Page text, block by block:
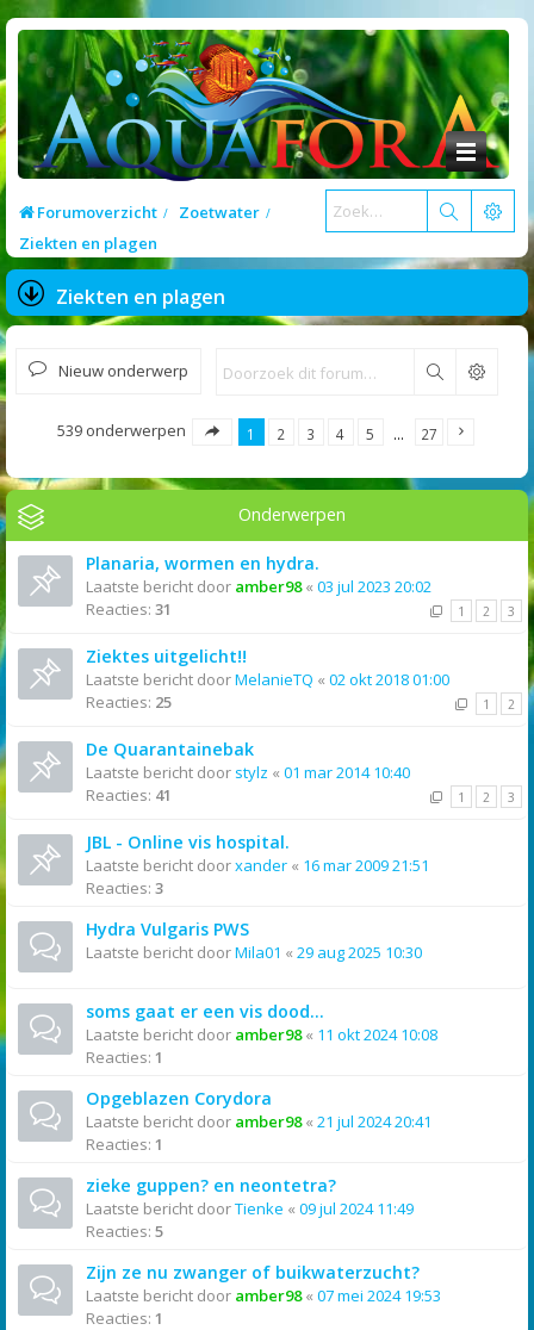
Forumoverzicht
Zoetwater
Ziekten en plagen
Ziekten en plagen
Nieuw onderwerp Zoek
539 onderwerpen 1 2 3 4 5 … 27
Onderwerpen
Planaria, wormen en hydra.
Laatste bericht door amber98« 03 jul 2023 20:02
Reacties: 31 1 2 3
Ziektes uitgelicht!!
Laatste bericht doorMelanieTQ « 02 okt 2018 01:00
Reacties: 25 1 2
De Quarantainebak
Laatste bericht door stylz « 01 mar 2014 10:40
Reacties: 41 1 2 3
JBL - Online vis hospital.
Laatste bericht doorxander « 16 mar 2009 21:51
Reacties: 3
Hydra Vulgaris PWS
Laatste bericht doorMila01 « 29 aug 2025 10:30
soms gaat er een vis dood...
Laatste bericht door amber98« 11 okt 2024 10:08
Reacties: 1
Opgeblazen Corydora
Laatste bericht door amber98« 21 jul 2024 20:41
Reacties: 1
zieke guppen? en neontetra?
Laatste bericht doorTienke « 09 jul 2024 11:49
Reacties: 5
Zijn ze nu zwanger of buikwaterzucht?
Laatste bericht door amber98« 07 mei 2024 19:53
Reacties: 1